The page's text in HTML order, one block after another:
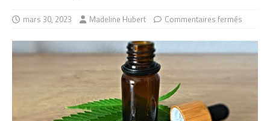
mars 30, 2023 Madeline Hubert Commentaires fermés